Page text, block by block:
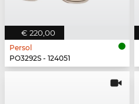
€ 220,00
Persol
PO3292S - 124051